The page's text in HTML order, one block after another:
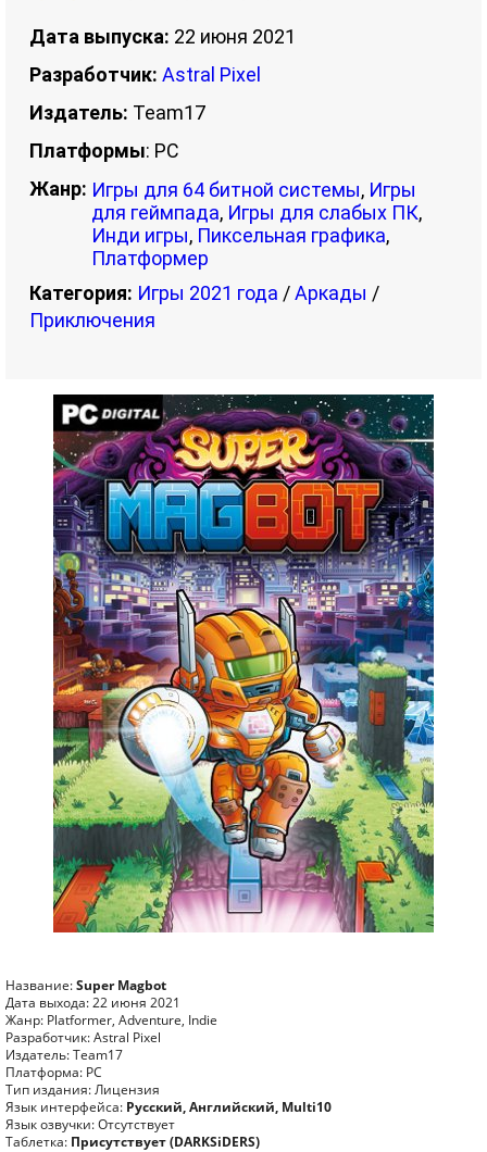
Дата выпуска: 22 июня 2021
Разработчик: Astral Pixel
Издатель: Team17
Платформы: PC
Жанр: Игры для 64 битной системы, Игры
для геймпада, Игры для слабых ПК,
Инди игры, Пиксельная графика,
Платформер
Категория: Игры 2021 года /Аркады /
Приключения
Название:Super Magbot
Дата выхода: 22 июня 2021
Жанр: Platformer, Adventure, Indie
Разработчик: Astral Pixel
Издатель: Team17
Платформа: PC
Тип издания: Лицензия
Язык интерфейса: Русский, Английский, Multi10
Язык озвучки: Отсутствует
Таблетка: Присутствует (DARKSiDERS)